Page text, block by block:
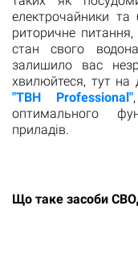
електрочайники
риторичне
стан свого
залишило вас
хвилюйтеся, тут на
"ТВН Professional"
оптимального
приладів.
Що таке засоби